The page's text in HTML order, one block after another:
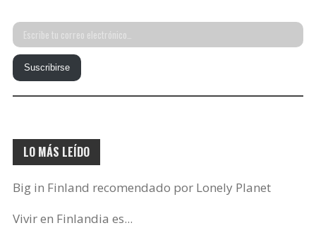
Escribe
tu
correo
electrónico…
Suscribirse
LO MÁS LEÍDO
Big in Finland recomendado por Lonely Planet
Vivir en Finlandia es...